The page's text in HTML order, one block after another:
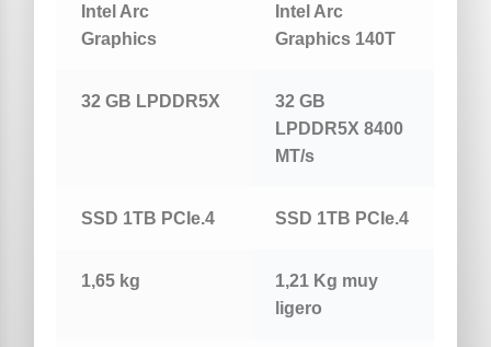
Intel Arc
Graphics
Intel Arc
Graphics 140T
32 GB LPDDR5X
32 GB
LPDDR5X 8400
MT/s
SSD 1TB PCIe.4 SSD 1TB PCIe.4
1,65 kg
1,21 Kg muy
ligero